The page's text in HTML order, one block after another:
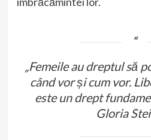
„Femeile au dreptul să
când vor și cum vor.
este un drept
Gloria